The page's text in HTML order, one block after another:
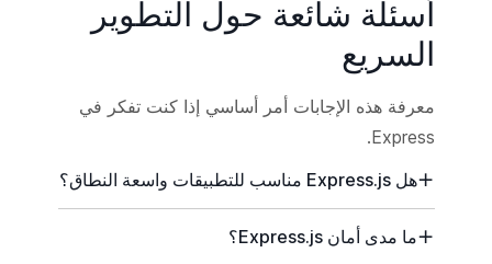
أسئلة شائعة حول التطوير
السريع
معرفة هذه الإجابات أمر أساسي إذا كنت تفكر في
Express.
هل Express.js مناسب للتطبيقات واسعة النطاق؟
ما مدى أمان Express.js؟